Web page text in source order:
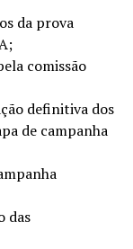
da prova
comissão
definitiva dos
de campanha
das